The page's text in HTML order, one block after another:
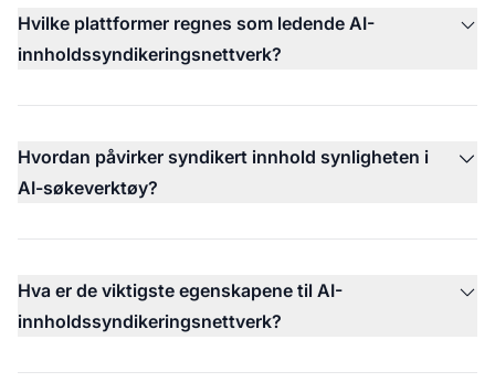
Hvilke plattformer regnes som ledende AI-
innholdssyndikeringsnettverk?
Hvordan påvirker syndikert innhold synligheten i
AI-søkeverktøy?
Hva er de viktigste egenskapene til AI-
innholdssyndikeringsnettverk?